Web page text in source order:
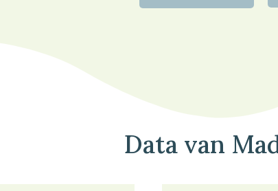
Data van